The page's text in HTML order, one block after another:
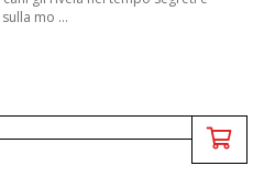
mo ...